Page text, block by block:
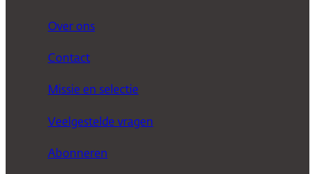
Over ons
Contact
Missie en selectie
Veelgestelde vragen
Abonneren